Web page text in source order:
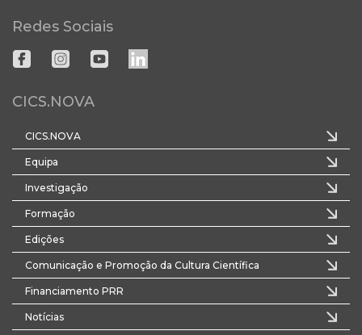
Redes Sociais
CICS.NOVA
CICS.NOVA
Equipa
Investigação
Formação
Edições
Comunicação e Promoção da Cultura Científica
Financiamento PRR
Notícias